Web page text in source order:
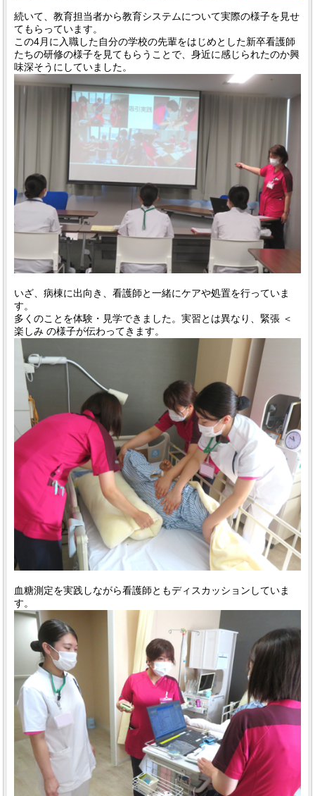
続いて、教育担当者から教育システムについて実際の様子を見せ
てもらっています。
この4月に入職した自分の学校の先輩をはじめとした新卒看護師
たちの研修の様子を見てもらうことで、身近に感じられたのか興
味深そうにしていました。
いざ、病棟に出向き、看護師と一緒にケアや処置を行っていま
す。
多くのことを体験・見学できました。実習とは異なり、緊張 ＜
楽しみ の様子が伝わってきます。
血糖測定を実践しながら看護師ともディスカッションしていま
す。